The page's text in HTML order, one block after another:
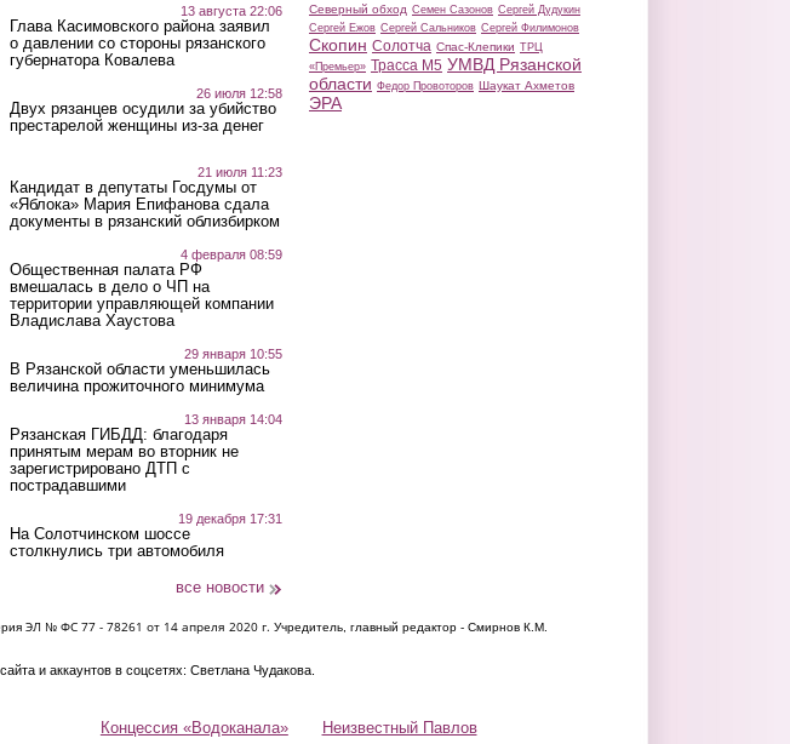
13 августа 22:06
Глава Касимовского района заявил
о давлении со стороны рязанского
губернатора Ковалева
26 июля 12:58
Двух рязанцев осудили за убийство
престарелой женщины из-за денег
21 июля 11:23
Кандидат в депутаты Госдумы от
«Яблока» Мария Епифанова сдала
документы в рязанский облизбирком
4 февраля 08:59
Общественная палата РФ
вмешалась в дело о ЧП на
территории управляющей компании
Владислава Хаустова
29 января 10:55
В Рязанской области уменьшилась
величина прожиточного минимума
13 января 14:04
Рязанская ГИБДД: благодаря
принятым мерам во вторник не
зарегистрировано ДТП с
пострадавшими
19 декабря 17:31
На Солотчинском шоссе
столкнулись три автомобиля
все новости
Северный обход Семен Сазонов Сергей Дудукин
Сергей Ежов Сергей Сальников Сергей Филимонов
Скопин Солотча Спас-Клепики ТРЦ
«Премьер» Трасса М5 УМВД Рязанской
области Федор Провоторов Шаукат Ахметов
ЭРА
ЭЛ № ФС 77 - 78261 от 14 апреля 2020 г. Учредитель, главный редактор - Смирнов К.М.
и аккаунтов в соцсетях: Светлана Чудакова.
Концессия «Водоканала» Неизвестный Павлов